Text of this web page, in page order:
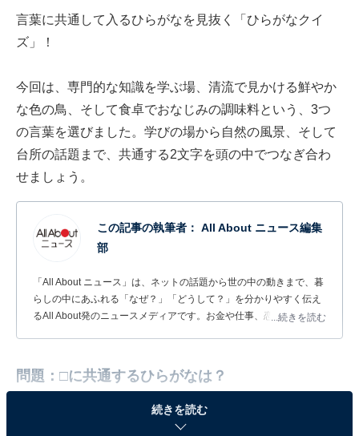
言葉に共通して入るひらがなを見抜く「ひらがなクイ
ズ」！
今回は、専門的な知識を学ぶ場、清流で見かける鮮やか
な色の鳥、そして食卓でおなじみの調味料という、3つ
の言葉を選びました。学びの場から自然の風景、そして
台所の話題まで、共通する2文字を頭の中でつなぎ合わ
せましょう。
この記事の執筆者： All About ニュース編集
部
「All About ニュース」は、ネットの話題から世の中の動きまで、暮
らしの中にあふれる「なぜ？」「どうして？」を分かりやすく伝え
るAll About発のニュースメディアです。お金や仕事、恋愛、ITに関
...続きを読む
問題：□に共通するひらがなは？
続きを読む